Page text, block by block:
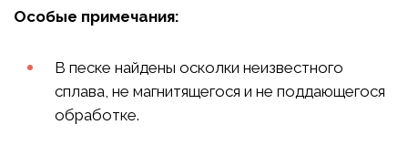
Особые примечания:
В песке найдены осколки неизвестного
сплава, не магнитящегося и не поддающегося
обработке.